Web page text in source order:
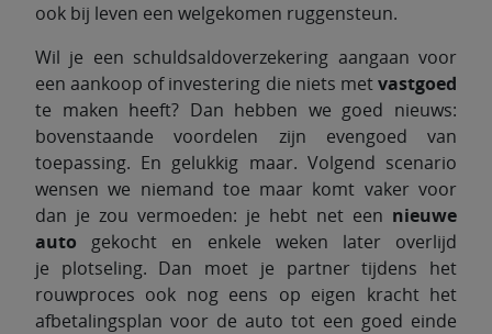
ook bij leven een welgekomen ruggensteun.
Wil je een schuldsaldoverzekering aangaan voor
een aankoop of investering die niets metvastgoed
te maken heeft? Dan hebben we goed nieuws:
bovenstaande voordelen zijn evengoed van
toepassing. En gelukkig maar. Volgend scenario
wensen we niemand toe maar komt vaker voor
dan je zou vermoeden: je hebt net een nieuwe
auto gekocht en enkele weken later overlijd
je plotseling. Dan moet je partner tijdens het
rouwproces ook nog eens op eigen kracht het
afbetalingsplan voor de auto tot een goed einde